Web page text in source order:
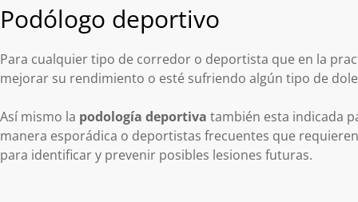
Podólogo deportivo
Para cualquier tipo de corredor o deportista que en la
mejorar su rendimiento o esté sufriendo algún tipo de
Así mismo la podología deportiva también esta indicada
manera esporádica o deportistas frecuentes que
para identificar y prevenir posibles lesiones futuras.